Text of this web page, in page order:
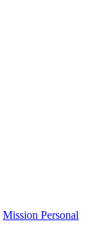
Mission Personal